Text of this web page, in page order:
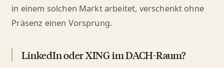
in einem solchen Markt arbeitet, verschenkt ohne
Präsenz einen Vorsprung.
LinkedIn oder XING im DACH-Raum?